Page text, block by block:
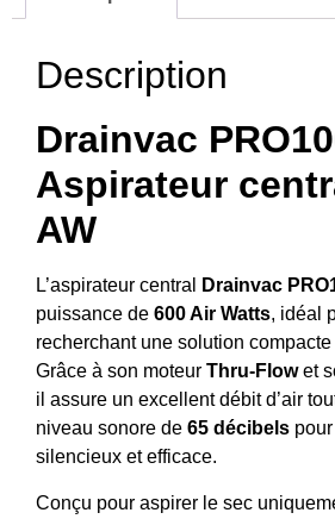
Description
Drainvac
Aspirateur
AW
L’aspirateur central Drainvac
puissance de 600 Air Watts, idéal
recherchant une solution
Grâce à son moteur Thru-Flowet
il assure un excellent débit d’air
niveau sonore de 65 décibels
silencieux et efficace.
Conçu pour aspirer le sec